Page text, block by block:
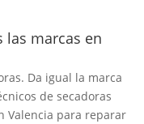
las marcas en
Da igual la marca
de secadoras
Valencia para reparar